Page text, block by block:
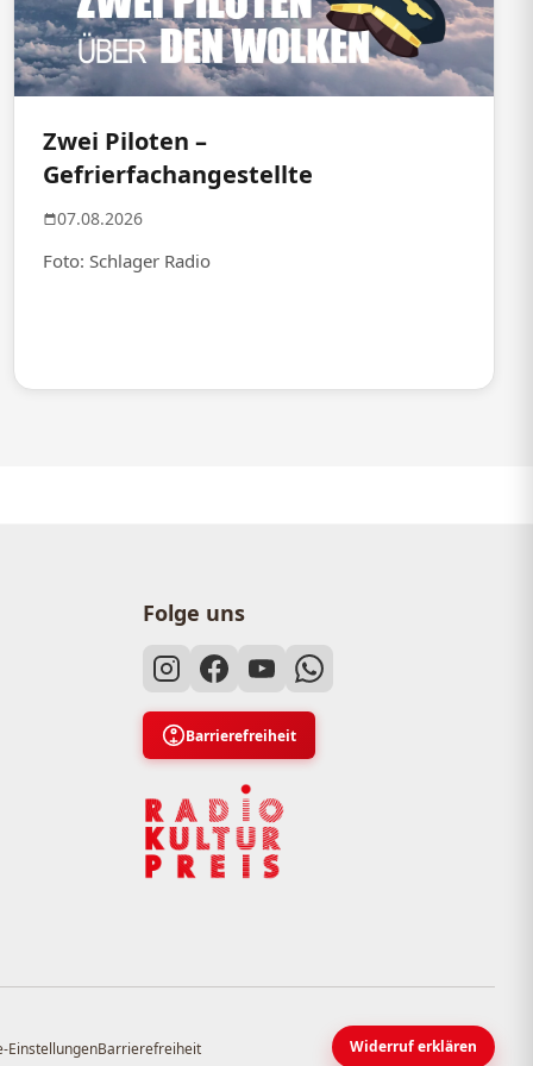
Zwei Piloten –
Gefrierfachangestellte
07.08.2026
Foto: Schlager Radio
Folge uns
Barrierefreiheit
EinstellungenBarrierefreiheit Widerruf erklären